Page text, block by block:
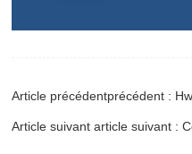
Article suivant article suivant :